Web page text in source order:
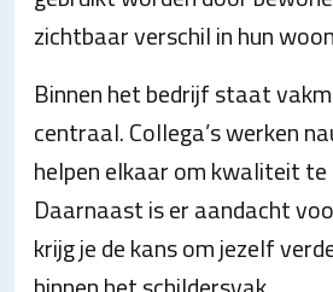
zichtbaar verschil in hun
Binnen het bedrijf staat
centraal. Collega’s werken
helpen elkaar om kwaliteit te
Daarnaast is er aandacht
krijg je de kans om jezelf